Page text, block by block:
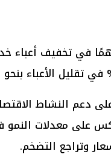
في تخفيف أعباء
دعم النشاط
على معدلات النمو
وتراجع التضخم.